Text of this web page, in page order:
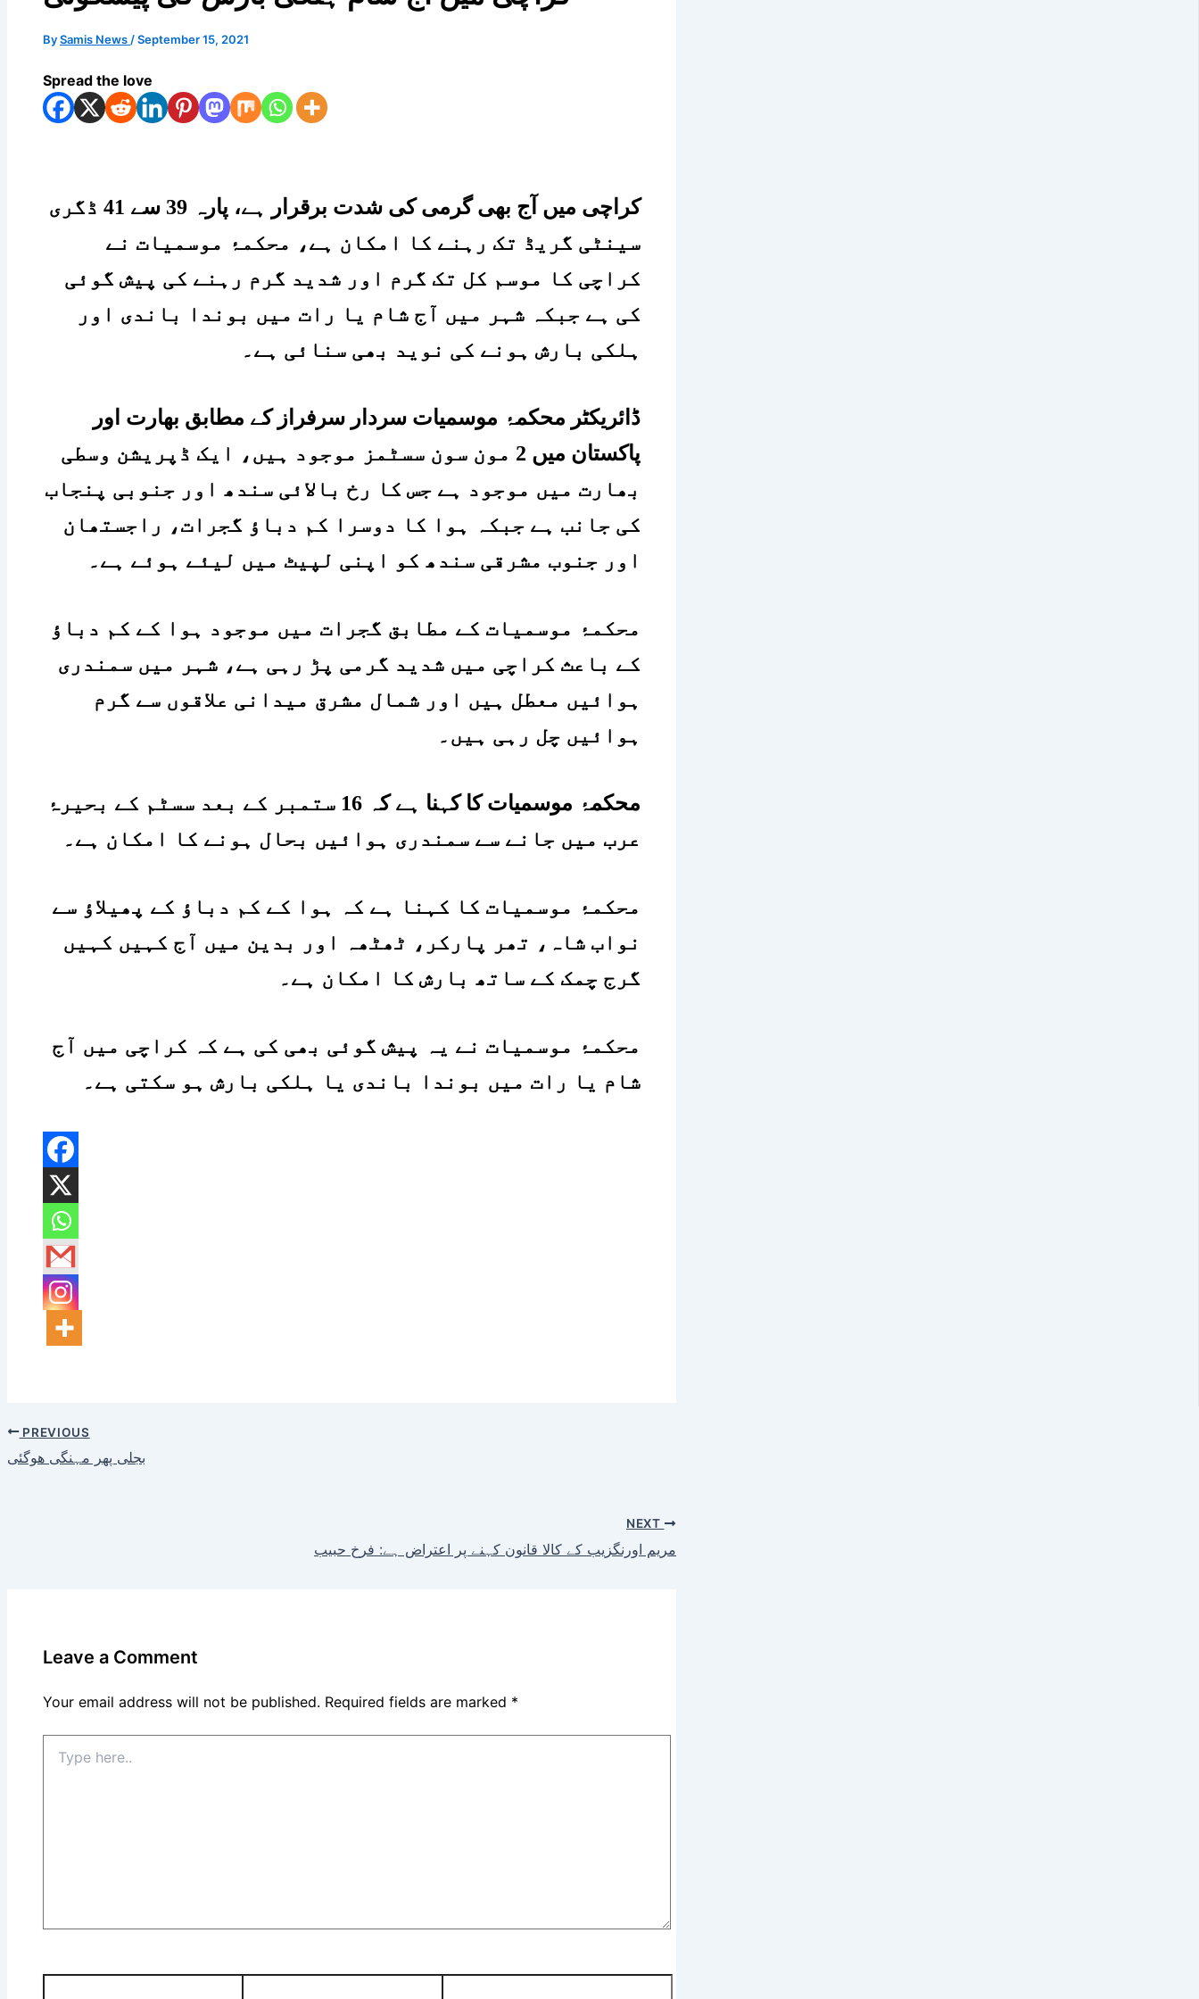
BySamis News /September 15, 2021
Spread the love
کراچی میں آج بھی گرمی کی شدت برقرار ہے، پارہ 39 سے 41 ڈگری
سینٹی گریڈ تک رہنے کا امکان ہے، محکمۂ موسمیات نے
کراچی کا موسم کل تک گرم اور شدید گرم رہنے کی پیش گوئی
کی ہے جبکہ شہر میں آج شام یا رات میں بوندا باندی اور
ہلکی بارش ہونے کی نوید بھی سنائی ہے۔
ڈائریکٹر محکمۂ موسمیات سردار سرفراز کے مطابق بھارت اور
پاکستان میں 2 مون سون سسٹمز موجود ہیں، ایک ڈپریشن وسطی
بھارت میں موجود ہے جس کا رخ بالائی سندھ اور جنوبی پنجاب
کی جانب ہے جبکہ ہوا کا دوسرا کم دباؤ گجرات، راجستھان
اور جنوب مشرقی سندھ کو اپنی لپیٹ میں لیئے ہوئے ہے۔
محکمۂ موسمیات کے مطابق گجرات میں موجود ہوا کے کم دباؤ
کے باعث کراچی میں شدید گرمی پڑ رہی ہے، شہر میں سمندری
ہوائیں معطل ہیں اور شمال مشرق میدانی علاقوں سے گرم
ہوائیں چل رہی ہیں۔
محکمۂ موسمیات کا کہنا ہے کہ 16 ستمبر کے بعد سسٹم کے بحیرۂ
عرب میں جانے سے سمندری ہوائیں بحال ہونے کا امکان ہے۔
محکمۂ موسمیات کا کہنا ہے کہ ہوا کے کم دباؤ کے پھیلاؤ سے
نواب شاہ، تھر پارکر، ٹھٹھہ اور بدین میں آج کہیں کہیں
گرج چمک کے ساتھ بارش کا امکان ہے۔
محکمۂ موسمیات نے یہ پیش گوئی بھی کی ہے کہ کراچی میں آج
شام یا رات میں بوندا باندی یا ہلکی بارش ہو سکتی ہے۔
PREVIOUS
بجلی پھر مہنگی ھوگئی
NEXT
مریم اورنگزیب کے کالا قانون کہنے پر اعتراض ہے: فرخ حبیب
Leave a Comment
Your email address will not be published. Required fields are marked *
here..